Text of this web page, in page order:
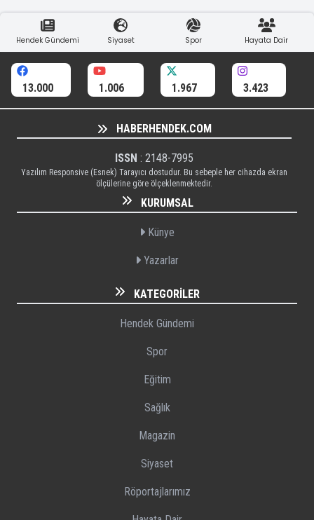
Hendek Gündemi Siyaset Spor Hayata Dair
13.000 1.006 1.967 3.423
HABERHENDEK.COM
ISSN : 2148-7995
Yazılım Responsive (Esnek) Tarayıcı dostudur. Bu sebeple her cihazda ekran
ölçülerine göre ölçeklenmektedir.
KURUMSAL
Künye
Yazarlar
KATEGORILER
Hendek Gündemi
Spor
Eğitim
Sağlık
Magazin
Siyaset
Röportajlarımız